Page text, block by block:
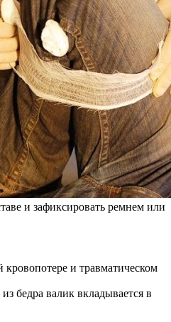
и зафиксировать ремнем или
бедра валик вкладывается в